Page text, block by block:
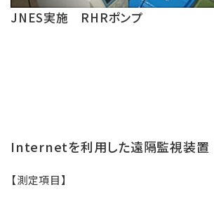
JNES実施 RHRポンプ
Internetを利用した遠隔監視装置
【測定項目】